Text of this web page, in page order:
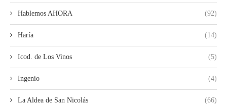
Hablemos AHORA (92)
Haría (14)
Icod. de Los Vinos (5)
Ingenio (4)
La Aldea de San Nicolás (66)